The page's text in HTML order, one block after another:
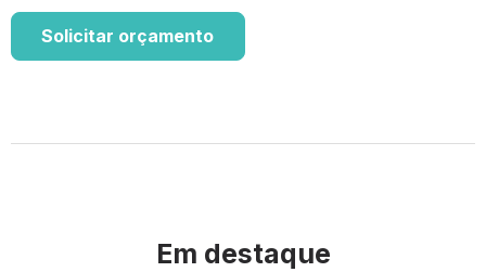
Solicitar orçamento
Em destaque